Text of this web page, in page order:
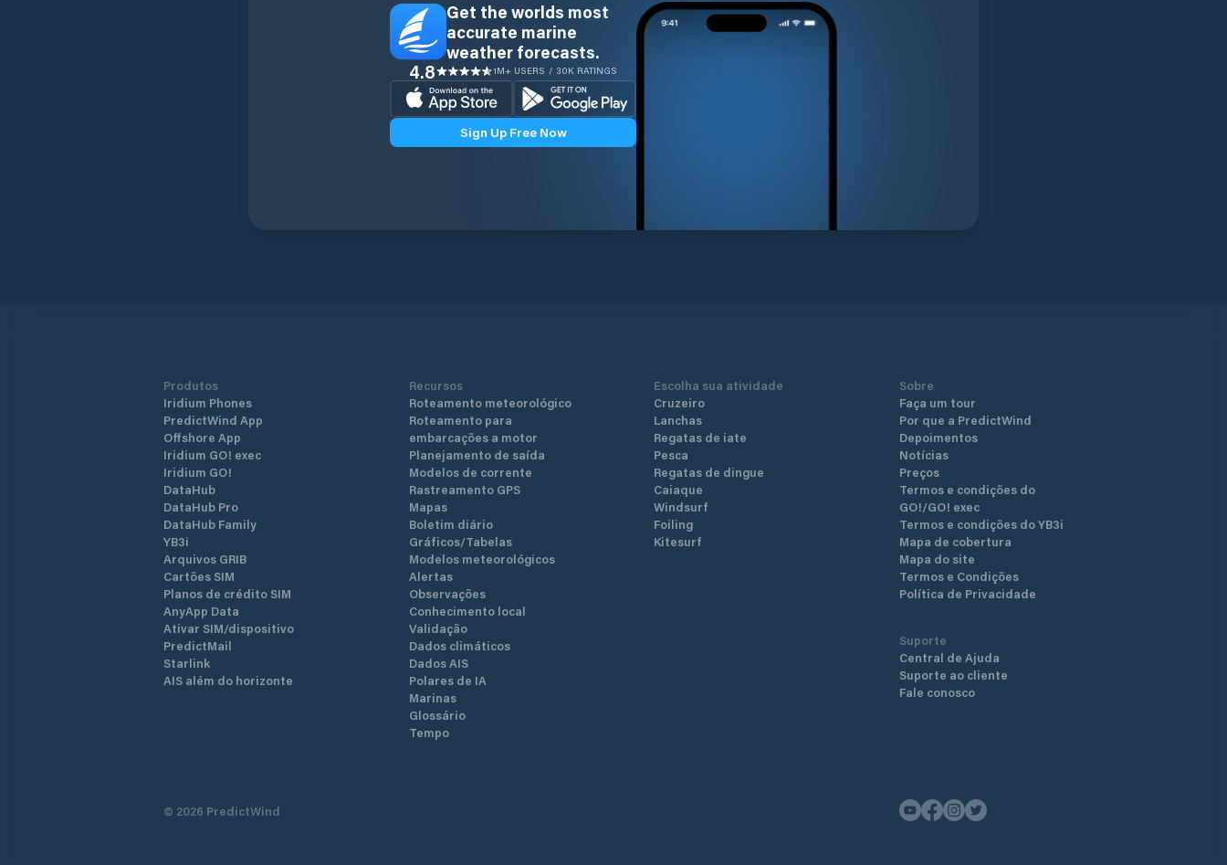
Get the worlds most
accurate marine
weather forecasts.
4.8 1M+ USERS / 30K RATINGS
Sign Up Free Now
Produtos
Iridium Phones
PredictWind App
Offshore App
Iridium GO! exec
Iridium GO!
DataHub
DataHub Pro
DataHub Family
YB3i
Arquivos GRIB
Cartões SIM
Planos de crédito SIM
AnyApp Data
Ativar SIM/dispositivo
PredictMail
Starlink
AIS além do horizonte
Recursos
Roteamento meteorológico
Roteamento para
embarcações a motor
Planejamento de saída
Modelos de corrente
Rastreamento GPS
Mapas
Boletim diário
Gráficos/Tabelas
Modelos meteorológicos
Alertas
Observações
Conhecimento local
Validação
Dados climáticos
Dados AIS
Polares de IA
Marinas
Glossário
Tempo
Escolha sua atividade
Cruzeiro
Lanchas
Regatas de iate
Pesca
Regatas de dingue
Caiaque
Windsurf
Foiling
Kitesurf
Sobre
Faça um tour
Por que a PredictWind
Depoimentos
Notícias
Preços
Termos e condições do
GO!/GO! exec
Termos e condições do YB3i
Mapa de cobertura
Mapa do site
Termos e Condições
Política de Privacidade
Suporte
Central de Ajuda
Suporte ao cliente
Fale conosco
© 2026 PredictWind